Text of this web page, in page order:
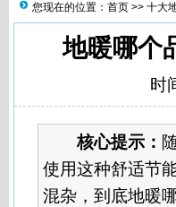
您现在的位置： 首页 >> 十大
地暖哪个
时
核心提示：
使用这种舒适节
混杂，到底地暖